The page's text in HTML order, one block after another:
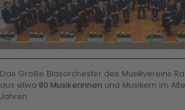
Das Große Blasorchester des Musikvereins
aus etwa 80 Musikerinnen und Musikern im
Jahren.